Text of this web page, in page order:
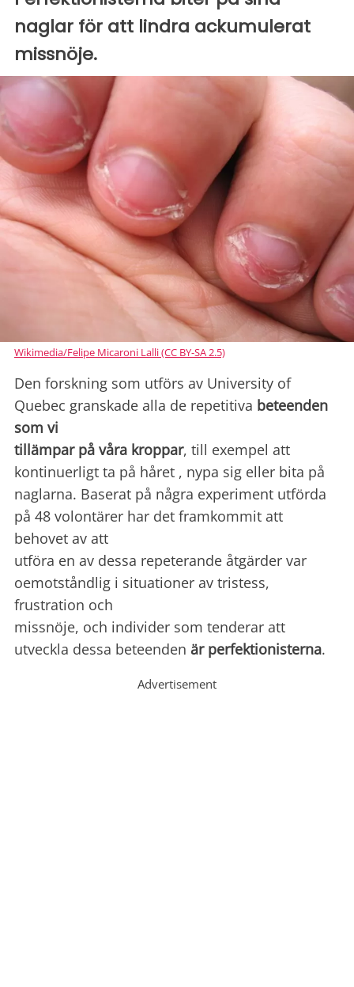
naglar för att lindra ackumulerat
missnöje.
Wikimedia/Felipe Micaroni Lalli (CC BY-SA 2.5)
Den forskning som utförs av University of
Quebec granskade alla de repetitiva beteenden
som vi
tillämpar på våra kroppar, till exempel att
kontinuerligt ta på håret , nypa sig eller bita på
naglarna. Baserat på några experiment utförda
på 48 volontärer har det framkommit att
behovet av att
utföra en av dessa repeterande åtgärder var
oemotståndlig i situationer av tristess,
frustration och
missnöje, och individer som tenderar att
utveckla dessa beteenden är perfektionisterna.
Advertisement